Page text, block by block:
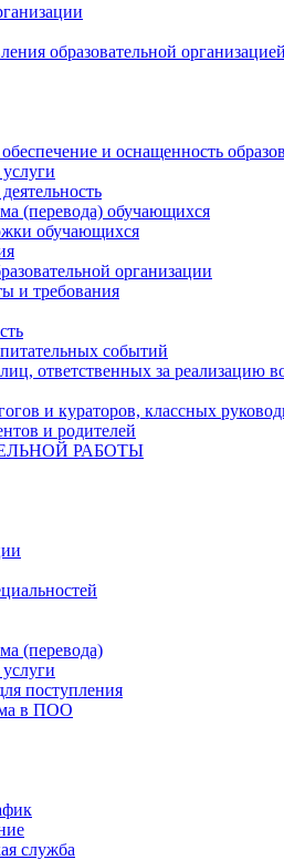
образовательной организацией
и оснащенность
(перевода) обучающихся
обучающихся
организации
и требования
событий
ответственных за реализацию
и кураторов, классных
и родителей
РАБОТЫ
(перевода)
поступления
в ПОО
служба